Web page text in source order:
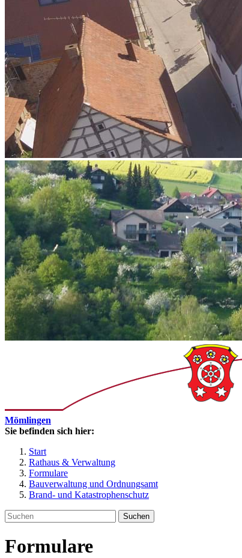
Mömlingen
Sie befinden sich hier:
Start
Rathaus & Verwaltung
Formulare
Bauverwaltung und Ordnungsamt
Brand- und Katastrophenschutz
Suchen
Formulare